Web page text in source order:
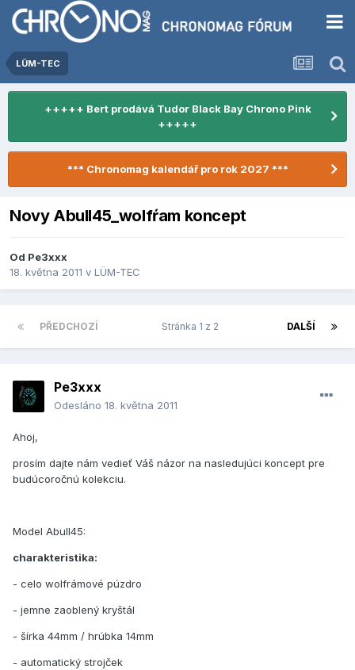
LÜM-TEC
+++++ Bert prodává Tudor Black Bay Chrono Pink
+++++
*** Chronomag kalendář pro rok 2027 ***
Novy Abull45_wolfŕam koncept
Od Pe3xxx
18. května 2011 v LÜM-TEC
PŘEDCHOZÍ DALŠÍ
Stránka 1 z 2
Pe3xxx
Odesláno 18. května 2011
Ahoj,
prosím dajte nám vedieť Váš názor na nasledujúci koncept pre
budúcoročnú kolekciu.
Model Abull45:
charakteristika:
- celo wolfrámové púzdro
- jemne zaoblený kryštál
- šírka 44mm / hrúbka 14mm
- automatický strojček